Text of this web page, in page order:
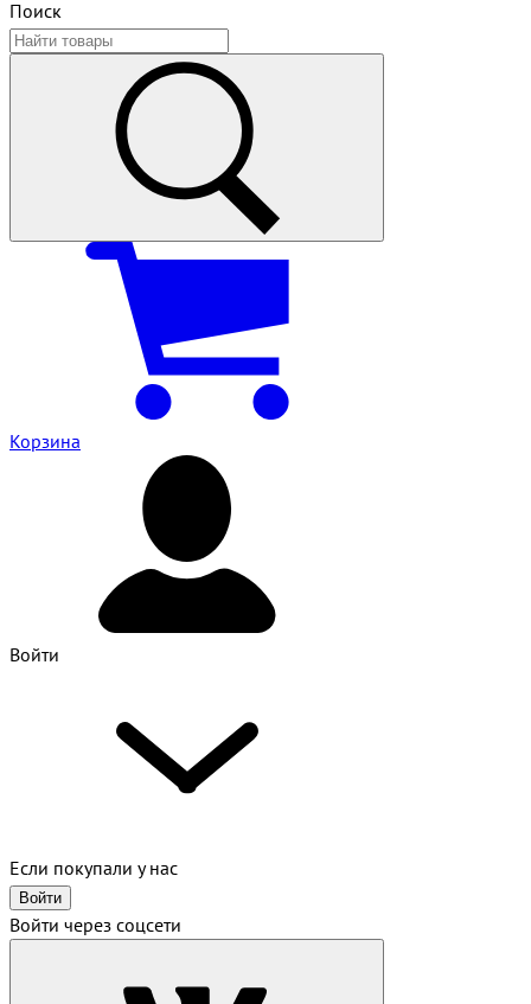
Поиск
Корзина
Войти
Если покупали у нас
Войти
Войти через соцсети